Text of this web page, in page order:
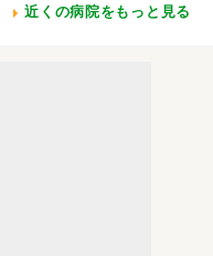
近くの病院をもっと見る